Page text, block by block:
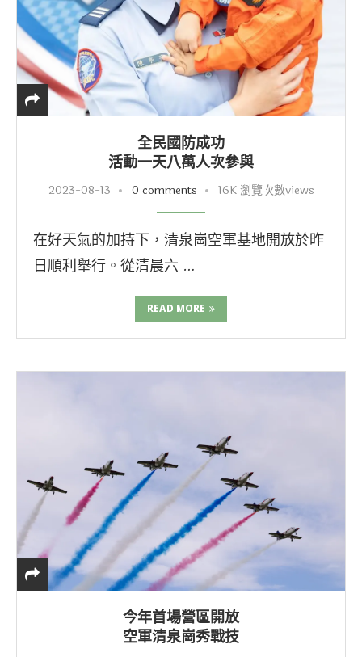
全民國防成功
活動一天八萬人次參與
2023-08-13 0 comments 16K 瀏覽次數views
在好天氣的加持下，清泉崗空軍基地開放於昨
日順利舉行。從清晨六 …
READ MORE
今年首場營區開放
空軍清泉崗秀戰技